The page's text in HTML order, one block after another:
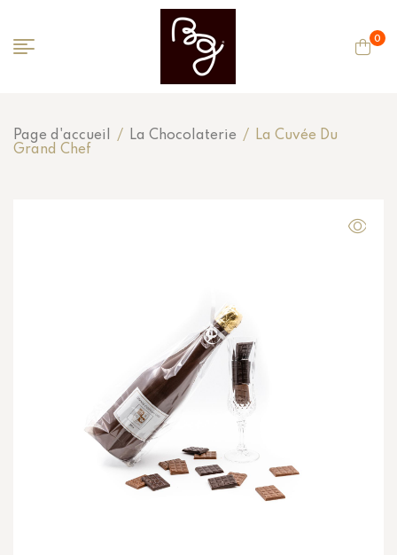
0
Page d'accueil / La Chocolaterie /
La Cuvée Du
Grand Chef